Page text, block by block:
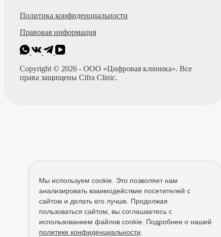
Мы используем cookie. Это позволяет нам
анализировать взаимодействие посетителей с
сайтом и делать его лучше. Продолжая
пользоваться сайтом, вы соглашаетесь с
использованием файлов cookie. Подробнее о нашей
политике конфиденциальности
Политика конфиденциальности
Правовая информация
Copyright © 2026 - ООО «Цифровая клиника». Все
права защищены Cifra Clinic.